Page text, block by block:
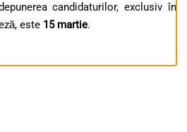
candidaturilor, exclusiv în
este 15 martie.